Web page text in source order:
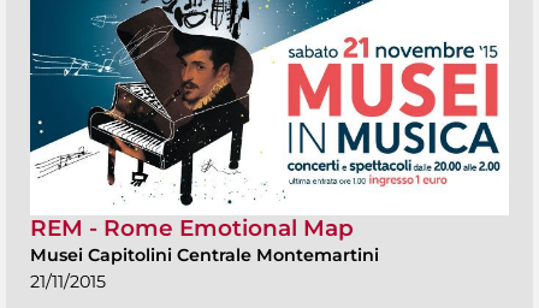
REM - Rome Emotional Map
Musei Capitolini Centrale Montemartini
21/11/2015